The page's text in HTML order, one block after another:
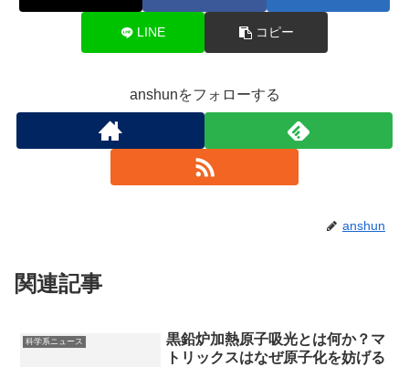
LINE コピー
anshunをフォローする
anshun
関連記事
科学系ニュース
黒鉛炉加熱原子吸光とは何か？マ
トリックスはなぜ原子化を妨げる